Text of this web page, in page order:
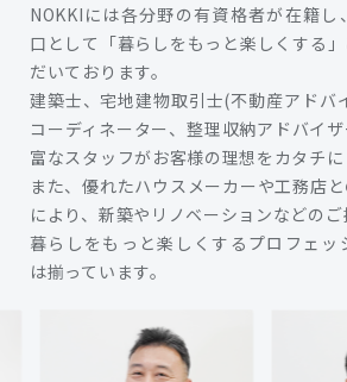
NOKKIには各分野の有資格者が在籍し
口として「暮らしをもっと楽しくする
だいております。
建築士、宅地建物取引士(不動産アドバ
コーディネーター、整理収納アドバイ
富なスタッフがお客様の理想をカタチに
また、優れたハウスメーカーや工務店
により、新築やリノベーションなどのご
暮らしをもっと楽しくするプロフェッ
は揃っています。